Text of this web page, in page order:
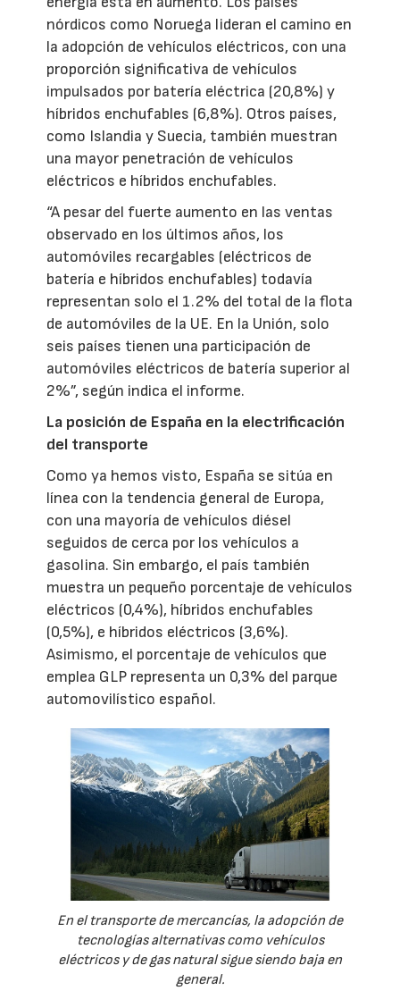
nórdicos como Noruega lideran el camino en
la adopción de vehículos eléctricos, con una
proporción significativa de vehículos
impulsados por batería eléctrica (20,8%) y
híbridos enchufables (6,8%). Otros países,
como Islandia y Suecia, también muestran
una mayor penetración de vehículos
eléctricos e híbridos enchufables.
“A pesar del fuerte aumento en las ventas
observado en los últimos años, los
automóviles recargables (eléctricos de
batería e híbridos enchufables) todavía
representan solo el 1.2% del total de la flota
de automóviles de la UE. En la Unión, solo
seis países tienen una participación de
automóviles eléctricos de batería superior al
2%”, según indica el informe.
La posición de España en la electrificación
del transporte
Como ya hemos visto, España se sitúa en
línea con la tendencia general de Europa,
con una mayoría de vehículos diésel
seguidos de cerca por los vehículos a
gasolina. Sin embargo, el país también
muestra un pequeño porcentaje de vehículos
eléctricos (0,4%), híbridos enchufables
(0,5%), e híbridos eléctricos (3,6%).
Asimismo, el porcentaje de vehículos que
emplea GLP representa un 0,3% del parque
automovilístico español.
En el transporte de mercancías, la adopción de
tecnologías alternativas como vehículos
eléctricos y de gas natural sigue siendo baja en
general.